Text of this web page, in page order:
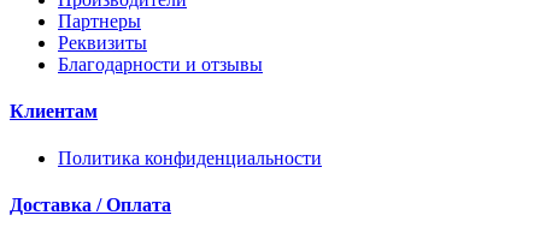
Партнеры
Реквизиты
Благодарности и отзывы
Клиентам
Политика конфиденциальности
Доставка / Оплата